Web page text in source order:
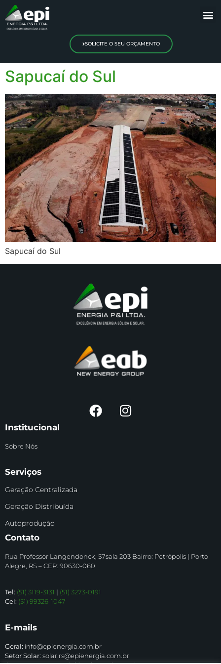
SOLICITE O SEU ORÇAMENTO
Sapucaí do Sul
Sapucaí do Sul
Institucional
Sobre Nós
Serviços
Geração Centralizada
Geração Distribuída
Autoprodução
Contato
Rua Professor Langendonck, 57sala 203 Bairro: Petrópolis | Porto
Alegre, RS – CEP: 90630-060
Tel: (51) 3119-3131 | (51) 3273-0191
Cel: (51) 99326-1047
E-mails
Geral: info@epienergia.com.br
Setor Solar: solar.rs@epienergia.com.br